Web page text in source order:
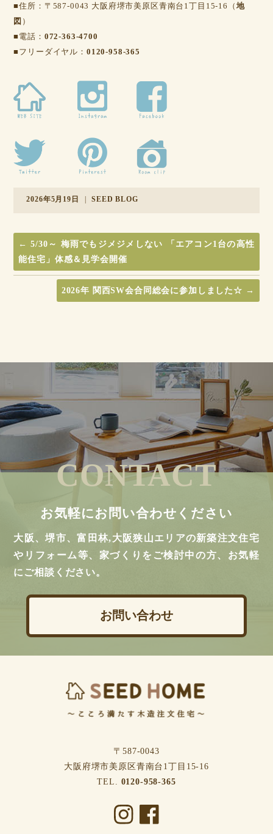
■住所：〒587-0043 大阪府堺市美原区青南台1丁目15-16（ 地
図 ）
■電話： 072-363-4700
■フリーダイヤル： 0120-958-365
2026年5月19日 SEED BLOG
← 5/30～ 梅雨でもジメジメしない 「エアコン1台の高性
能住宅」体感＆見学会開催
2026年 関西SW会合同総会に参加しました☆ →
CONTACT
お気軽にお問い合わせください
大阪、堺市、富田林,大阪狭山エリアの新築注文住宅
やリフォーム等、家づくりをご検討中の方、お気軽
にご相談ください。
お問い合わせ
〒587-0043
⼤阪府堺市美原区⻘南台1丁⽬15-16
TEL. 0120-958-365